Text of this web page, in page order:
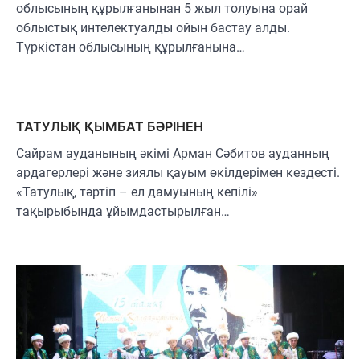
облысының құрылғанынан 5 жыл толуына орай
облыстық интелектуалды ойын бастау алды.
Түркістан облысының құрылғанына…
ТАТУЛЫҚ ҚЫМБАТ БӘРІНЕН
Сайрам ауданының әкімі Арман Сәбитов ауданның
ардагерлері және зиялы қауым өкілдерімен кездесті.
«Татулық, тәртіп – ел дамуының кепілі»
тақырыбында ұйымдастырылған…